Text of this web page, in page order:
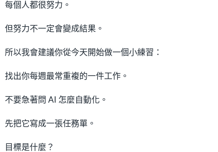
每個人都很努力。
但努力不一定會變成結果。
所以我會建議你從今天開始做一個小練習：
找出你每週最常重複的一件工作。
不要急著問 AI 怎麼自動化。
先把它寫成一張任務單。
目標是什麼？